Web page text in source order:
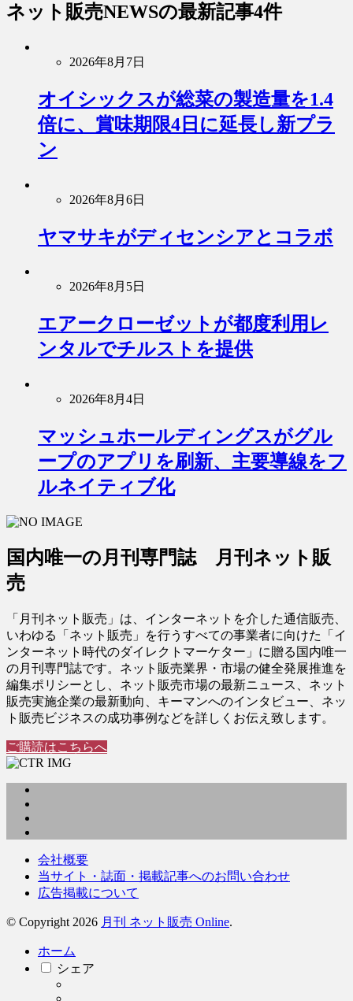
ネット販売NEWSの最新記事4件
2026年8月7日
オイシックスが総菜の製造量を1.4
倍に、賞味期限4日に延長し新プラ
ン
2026年8月6日
ヤマサキがディセンシアとコラボ
2026年8月5日
エアークローゼットが都度利用レ
ンタルでチルストを提供
2026年8月4日
マッシュホールディングスがグル
ープのアプリを刷新、主要導線をフ
ルネイティブ化
国内唯一の月刊専門誌 月刊ネット販
売
「月刊ネット販売」は、インターネットを介した通信販売、
いわゆる「ネット販売」を行うすべての事業者に向けた「イ
ンターネット時代のダイレクトマーケター」に贈る国内唯一
の月刊専門誌です。ネット販売業界・市場の健全発展推進を
編集ポリシーとし、ネット販売市場の最新ニュース、ネット
販売実施企業の最新動向、キーマンへのインタビュー、ネッ
ト販売ビジネスの成功事例などを詳しくお伝え致します。
ご購読はこちらへ
会社概要
当サイト・誌面・掲載記事へのお問い合わせ
広告掲載について
© Copyright 2026 月刊 ネット販売 Online.
ホーム
シェア